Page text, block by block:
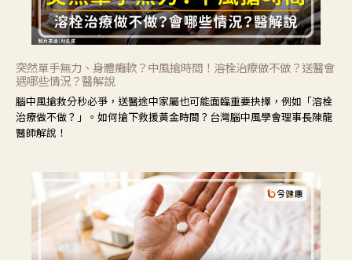
突然單手無力、身體癱軟？中風搶時間！溶栓治療做不做？送醫會
遇哪些情況？醫解說
腦中風搶救分秒必爭，送醫途中家屬也可能面臨重要抉擇，例如「溶栓
治療做不做？」。如何搶下救援黃金時間？台灣腦中風學會理事長陳龍
醫師解說！